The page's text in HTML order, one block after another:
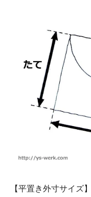
【平置き外寸サイズ